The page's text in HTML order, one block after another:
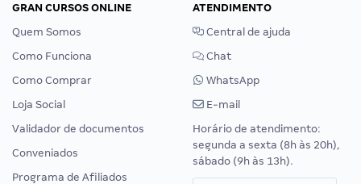
GRAN CURSOS ONLINE
Quem Somos
Como Funciona
Como Comprar
Loja Social
Validador de documentos
Conveniados
Programa de Afiliados
ATENDIMENTO
Central de ajuda
Chat
WhatsApp
E-mail
Horário de atendimento:
segunda a sexta (8h às 20h),
sábado (9h às 13h).